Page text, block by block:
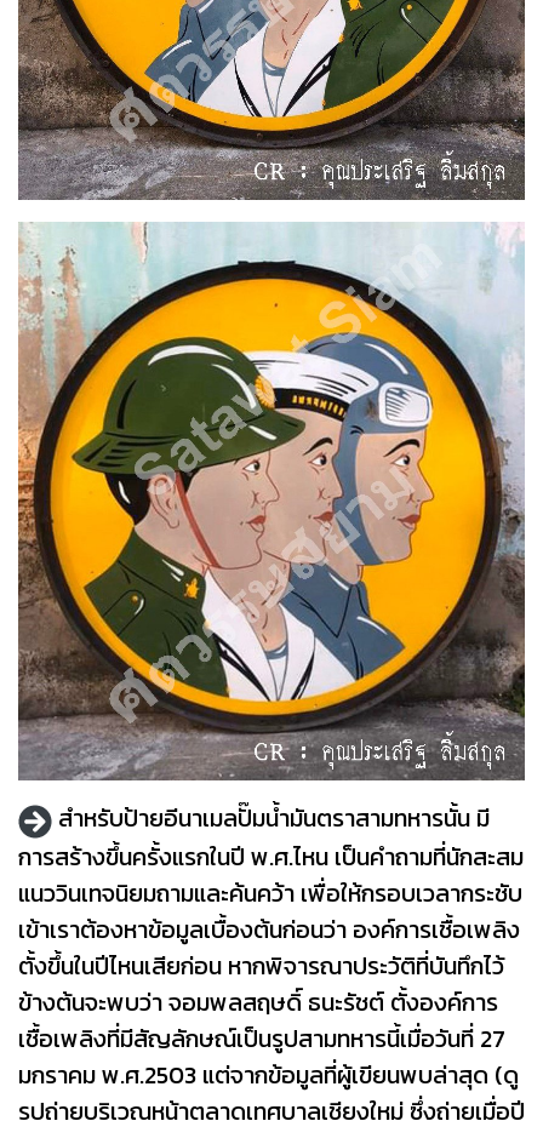
สำหรับป้ายอีนาเมลปั๊มน้ำมันตราสามทหารนั้น มี
การสร้างขึ้นครั้งแรกในปี พ.ศ.ไหน เป็นคำถามที่นักสะสม
แนววินเทจนิยมถามและค้นคว้า เพื่อให้กรอบเวลากระชับ
เข้าเราต้องหาข้อมูลเบื้องต้นก่อนว่า องค์การเชื้อเพลิง
ตั้งขึ้นในปีไหนเสียก่อน หากพิจารณาประวัติที่บันทึกไว้
ข้างต้นจะพบว่า จอมพลสฤษดิ์ ธนะรัชต์ ตั้งองค์การ
เชื้อเพลิงที่มีสัญลักษณ์เป็นรูปสามทหารนี้เมื่อวันที่ 27
มกราคม พ.ศ.2503 แต่จากข้อมูลที่ผู้เขียนพบล่าสุด (ดู
รูปถ่ายบริเวณหน้าตลาดเทศบาลเชียงใหม่ ซึ่งถ่ายเมื่อปี